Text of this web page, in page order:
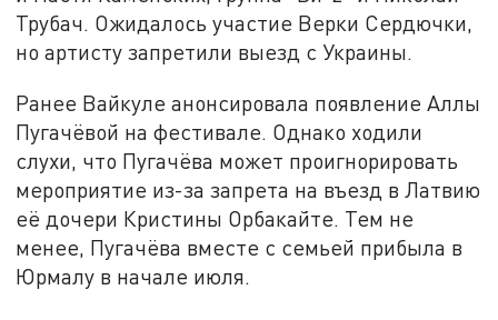
Трубач. Ожидалось участие Верки Сердючки,
но артисту запретили выезд с Украины.
Ранее Вайкуле анонсировала появление Аллы
Пугачёвой на фестивале. Однако ходили
слухи, что Пугачёва может проигнорировать
мероприятие из-за запрета на въезд в Латвию
её дочери Кристины Орбакайте. Тем не
менее, Пугачёва вместе с семьей прибыла в
Юрмалу в начале июля.